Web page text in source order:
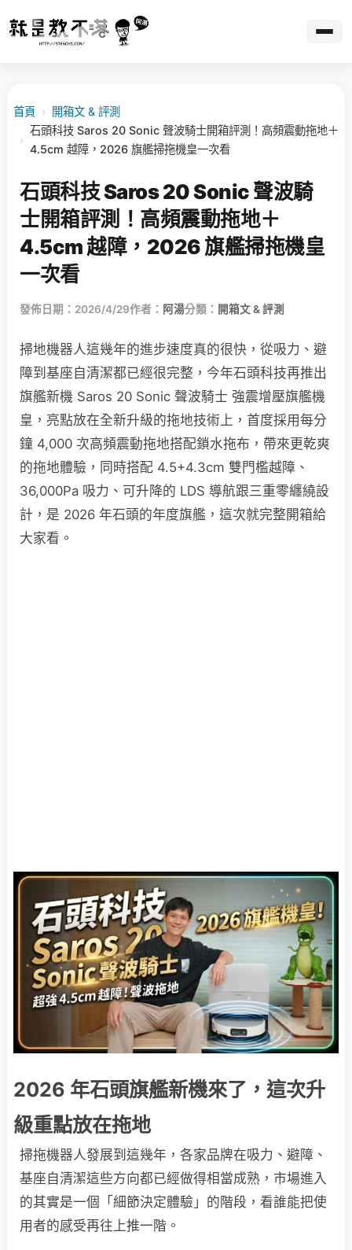
首頁 › 開箱文 & 評測
›
石頭科技 Saros 20 Sonic 聲波騎士開箱評測！高頻震動拖地＋
4.5cm 越障，2026 旗艦掃拖機皇一次看
石頭科技 Saros 20 Sonic 聲波騎
士開箱評測！高頻震動拖地＋
4.5cm 越障，2026 旗艦掃拖機皇
一次看
發佈日期：2026/4/29作者： 阿湯分類： 開箱文 & 評測
掃地機器人這幾年的進步速度真的很快，從吸力、避
障到基座自清潔都已經很完整，今年石頭科技再推出
旗艦新機 Saros 20 Sonic 聲波騎士 強震增壓旗艦機
皇，亮點放在全新升級的拖地技術上，首度採用每分
鐘 4,000 次高頻震動拖地搭配鎖水拖布，帶來更乾爽
的拖地體驗，同時搭配 4.5+4.3cm 雙門檻越障、
36,000Pa 吸力、可升降的 LDS 導航跟三重零纏繞設
計，是 2026 年石頭的年度旗艦，這次就完整開箱給
大家看。
2026 年石頭旗艦新機來了，這次升
級重點放在拖地
掃拖機器人發展到這幾年，各家品牌在吸力、避障、
基座自清潔這些方向都已經做得相當成熟，市場進入
的其實是一個「細節決定體驗」的階段，看誰能把使
用者的感受再往上推一階。